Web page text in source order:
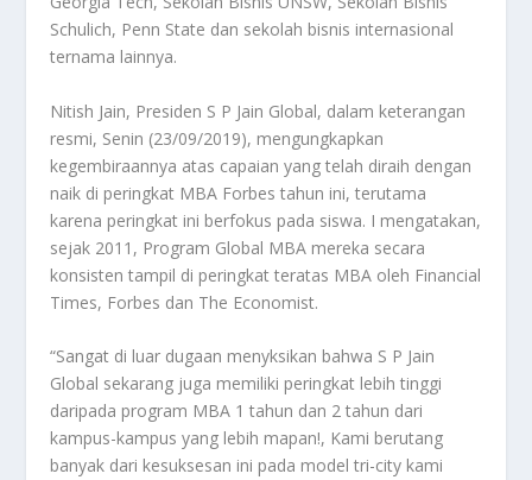
Schulich, Penn State dan sekolah bisnis internasional
ternama lainnya.
Nitish Jain, Presiden S P Jain Global, dalam keterangan
resmi, Senin (23/09/2019), mengungkapkan
kegembiraannya atas capaian yang telah diraih dengan
naik di peringkat MBA Forbes tahun ini, terutama
karena peringkat ini berfokus pada siswa. I mengatakan,
sejak 2011, Program Global MBA mereka secara
konsisten tampil di peringkat teratas MBA oleh Financial
Times, Forbes dan The Economist.
“Sangat di luar dugaan menyksikan bahwa S P Jain
Global sekarang juga memiliki peringkat lebih tinggi
daripada program MBA 1 tahun dan 2 tahun dari
kampus-kampus yang lebih mapan!, Kami berutang
banyak dari kesuksesan ini pada model tri-city kami